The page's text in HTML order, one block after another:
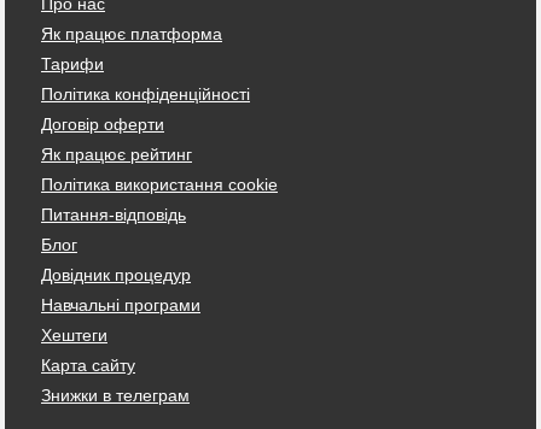
Як працює платформа
Тарифи
Політика конфіденційності
Договір оферти
Як працює рейтинг
Політика використання cookie
Питання-відповідь
Блог
Довідник процедур
Навчальні програми
Хештеги
Карта сайту
Знижки в телеграм